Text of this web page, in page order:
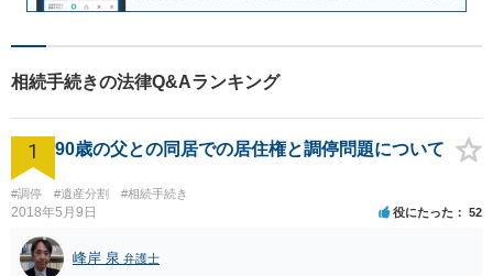
相続手続きの法律Q&Aランキング
1 90歳の父との同居での居住権と調停問題について
#調停 #遺産分割 #相続手続き
2018年5月9日 役にたった 52
峰岸 泉 弁護士